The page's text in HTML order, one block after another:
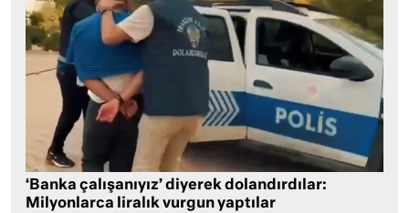
‘Banka çalışanıyız’ diyerek dolandırdılar:
Milyonlarca liralık vurgun yaptılar